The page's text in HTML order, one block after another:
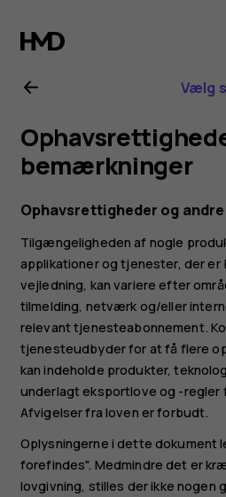
til
Nokia
G11
Vælg
bemærkninger
Ophavsrettigheder og
Tilgængeligheden af nogle
applikationer og tjenester, der er
vejledning, kan variere efter
tilmelding, netværk og/eller
relevant tjenesteabonnement.
tjenesteudbyder for at få flere
kan indeholde produkter,
underlagt eksportlove og -regler
Afvigelser fra loven er forbudt.
Oplysningerne i dette dokument
forefindes". Medmindre det er
lovgivning, stilles der ikke nogen